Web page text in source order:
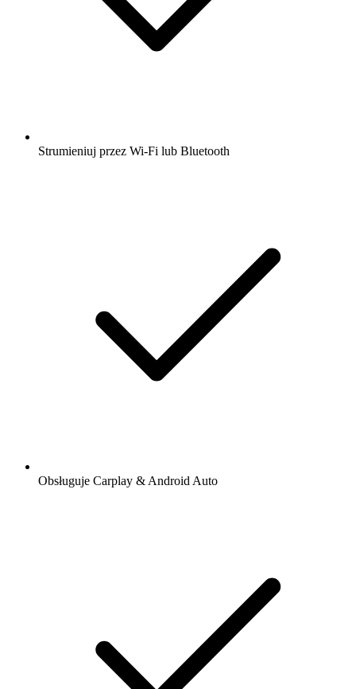
Strumieniuj przez Wi-Fi lub Bluetooth
Obsługuje Carplay & Android Auto